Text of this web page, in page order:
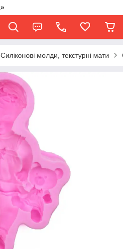
Силіконові молди, текстурні мати